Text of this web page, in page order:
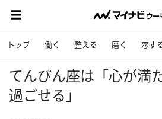
トップ 働く 整える 磨く 恋す
てんびん座は「心が満
過ごせる」